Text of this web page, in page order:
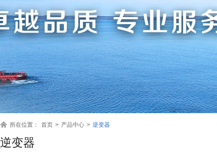
所在位置： 首页 > 产品中心 > 逆变器
逆变器